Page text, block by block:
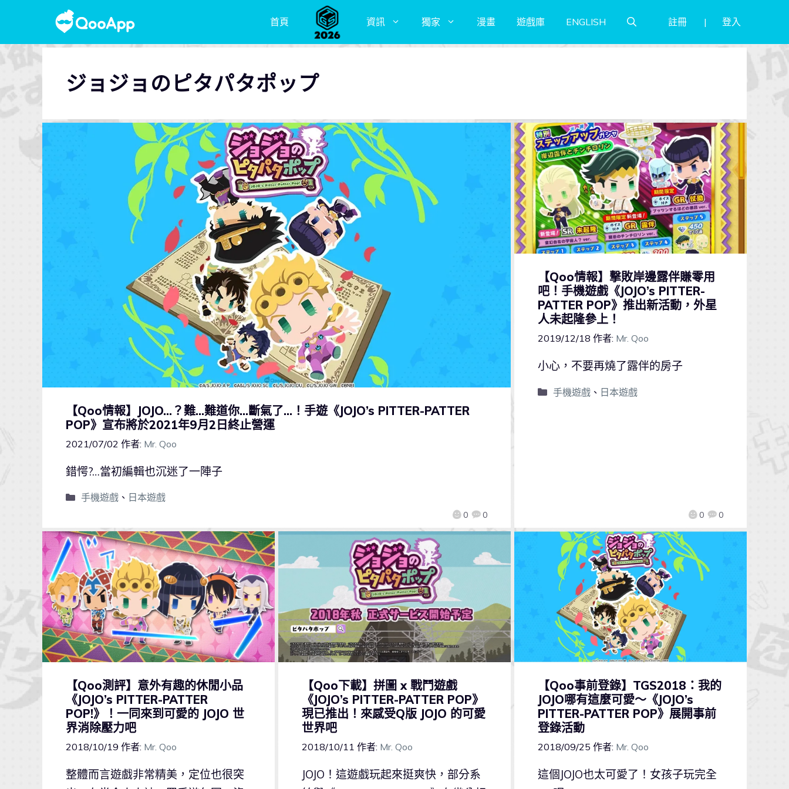
首頁 資訊 獨家 漫畫 遊戲庫 ENGLISH 註冊 登入
ジョジョのピタパタポップ
【Qoo情報】JOJO…？難…難道你…斷氣了…！手遊《JOJO’s PITTER-PATTER
POP》宣布將於2021年9月2日終止營運
2021/07/02 作者: Mr. Qoo
0 0
錯愕?…當初編輯也沉迷了一陣子
手機遊戲、 日本遊戲
【Qoo情報】撃敗岸邊露伴賺零用
吧！手機遊戲《JOJO’s PITTER-
PATTER POP》推出新活動，外星
人未起隆參上！
2019/12/18 作者: Mr. Qoo
0 0
小心，不要再燒了露伴的房子
手機遊戲、 日本遊戲
【Qoo測評】意外有趣的休閒小品
《JOJO’s PITTER-PATTER
POP!》！一同來到可愛的 JOJO 世
界消除壓力吧
2018/10/19 作者: Mr. Qoo
整體而言遊戲非常精美，定位也很突
【Qoo下載】拼圖 x 戰鬥遊戲
《JOJO’s PITTER-PATTER POP》
現已推出！來感受Q版 JOJO 的可愛
世界吧
2018/10/11 作者: Mr. Qoo
JOJO！這遊戲玩起來挺爽快，部分系
【Qoo事前登錄】TGS2018：我的
JOJO哪有這麼可愛～《JOJO’s
PITTER-PATTER POP》展開事前
登錄活動
2018/09/25 作者: Mr. Qoo
這個JOJO也太可愛了！女孩子玩完全